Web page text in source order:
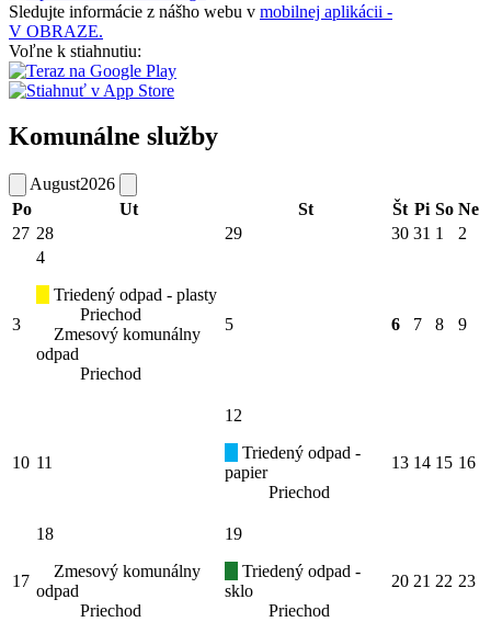
Sledujte informácie z nášho webu v mobilnej aplikácii -
V OBRAZE.
Voľne k stiahnutiu:
Komunálne služby
August2026
Po
Ut St Št Pi So Ne
27 28 29 30 31 1 2
3
4
Triedený odpad - plasty
Priechod
Zmesový komunálny
odpad
Priechod
5 6 7 8 9
10 11
12
Triedený odpad -
papier
Priechod
13 14 15 16
17
18
Zmesový komunálny
odpad
Priechod
19
Triedený odpad -
sklo
Priechod
20 21 22 23